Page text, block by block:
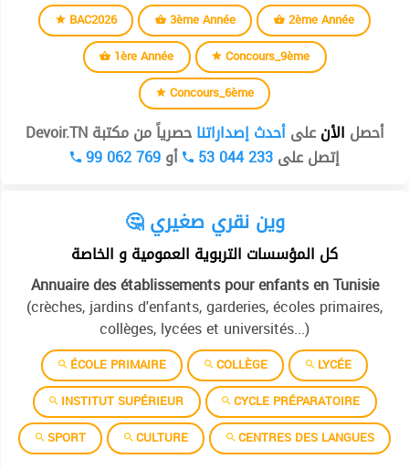
BAC2026 3ème Année
2ème Année
1ère Année
Concours_9ème
Concours_6ème
أحصل الأنعلىأحدث إصداراتناحصرياً من مكتبة Devoir.TN
إتصل على53 044 233 أو99 062 769
🤔 وين نقري صغيري
كل المؤسسات التربوية العمومية و الخاصة
Annuaire des établissements pour enfants en Tunisie
(crèches, jardins d'enfants, garderies, écoles primaires,
collèges, lycées et universités...)
ÉCOLE PRIMAIRE COLLÈGE
LYCÉE
INSTITUT SUPÉRIEUR
CYCLE PRÉPARATOIRE
SPORT
CULTURE CENTRES DES LANGUES